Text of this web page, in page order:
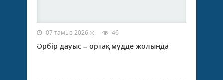
07 тамыз 2026 ж. 46
Әрбір дауыс – ортақ мүдде жолында